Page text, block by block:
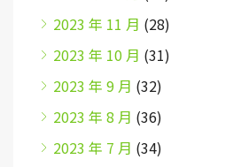
2023 年 11 月 (28)
2023 年 10 月 (31)
2023 年 9 月 (32)
2023 年 8 月 (36)
2023 年 7 月 (34)